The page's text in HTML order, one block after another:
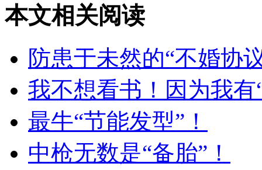
本文相关阅读
防患于未然的“不婚协
我不想看书！因为我有
最牛“节能发型”！
中枪无数是“备胎”！